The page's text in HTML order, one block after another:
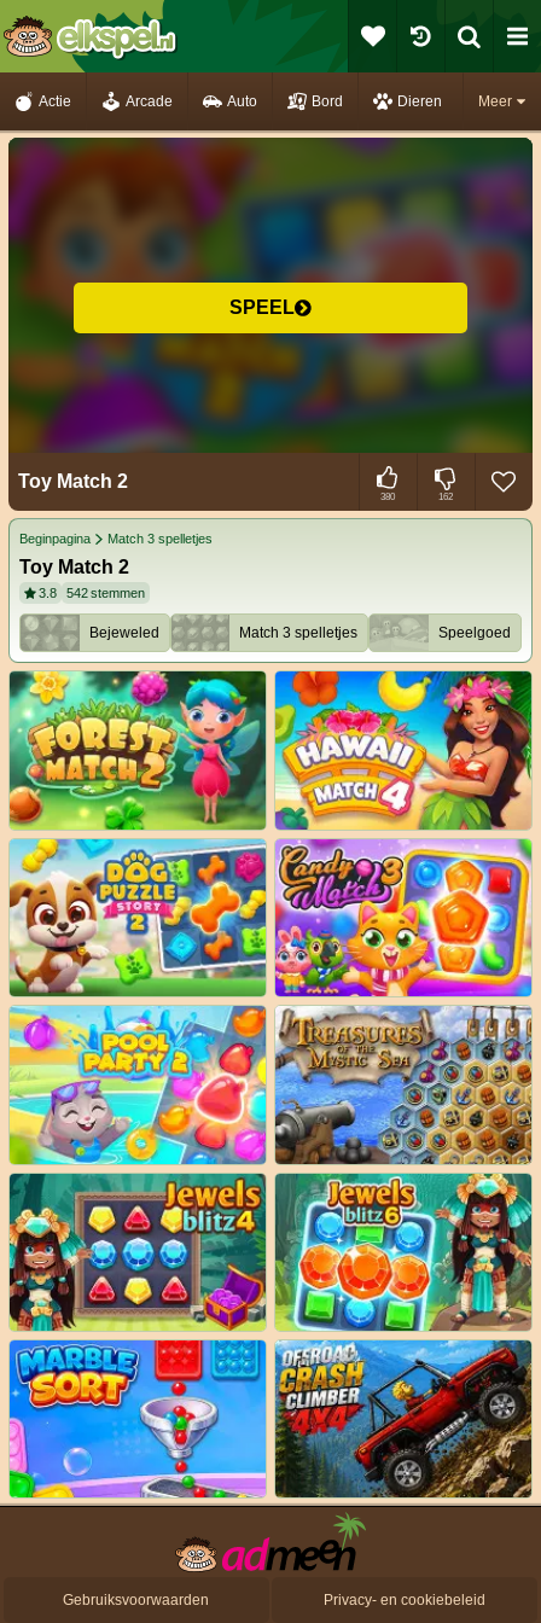
Meer
Actie Arcade Auto Bord Dieren
SPEEL
Toy Match 2
380 162
Beginpagina Match 3 spelletjes
Toy Match 2
3.8 542stemmen
Bejeweled Match 3 spelletjes Speelgoed
Gebruiksvoorwaarden Privacy- en cookiebeleid